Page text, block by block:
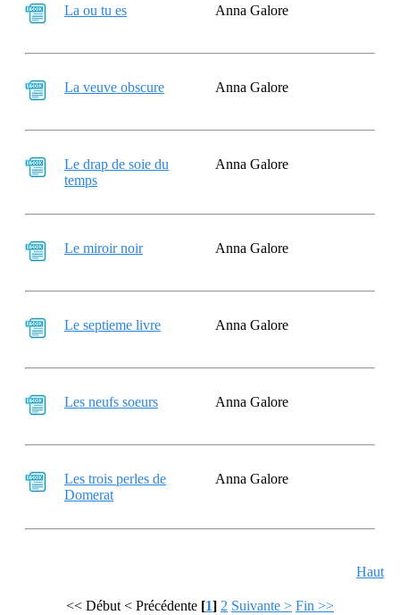
La ou tu es Anna Galore
La veuve obscure Anna Galore
Le drap de soie du
temps
Anna Galore
Le miroir noir Anna Galore
Le septieme livre Anna Galore
Les neufs soeurs Anna Galore
Les trois perles de
Domerat
Anna Galore
Haut
<< Début < Précédente [1] 2 Suivante > Fin >>